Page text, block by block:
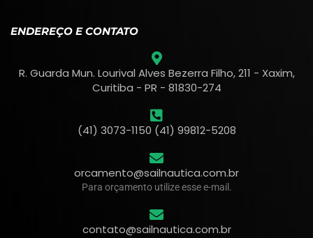
ENDEREÇO E CONTATO
R. Guarda Mun. Lourival Alves Bezerra Filho, 211 - Xaxim,
Curitiba - PR - 81830-274
(41) 3073-1150 (41) 99812-5208
orcamento@sailnautica.com.br
Para orçamento utilize esse e-mail.
contato@sailnautica.com.br